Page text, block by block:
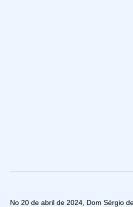
No 20 de abril de 2024, Dom Sérgio